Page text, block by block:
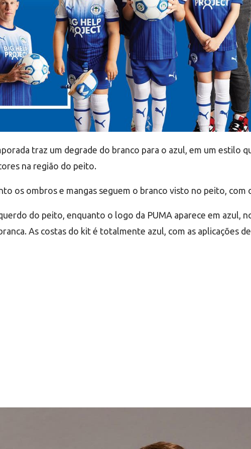
traz um degrade do branco para o azul, em um estilo
na região do peito.
os ombros e mangas seguem o branco visto no peito, com
do peito, enquanto o logo da PUMA aparece em azul,
As costas do kit é totalmente azul, com as aplicações